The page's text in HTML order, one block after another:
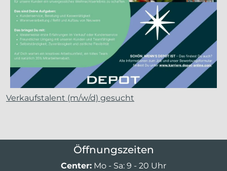
Verkaufs­talent (m/w/d) gesucht
Öffnungszeiten
Center: Mo - Sa: 9 - 20 Uhr